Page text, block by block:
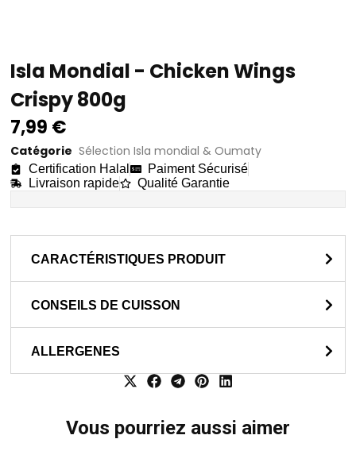
Isla Mondial - Chicken Wings
Crispy 800g
7,99 €
Catégorie Sélection Isla mondial & Oumaty
Certification Halal
Paiment Sécurisé
Livraison rapide
Qualité Garantie
CARACTÉRISTIQUES PRODUIT
CONSEILS DE CUISSON
ALLERGENES
Vous pourriez aussi aimer